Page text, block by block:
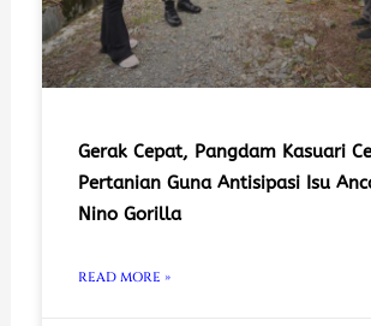
Gerak Cepat, Pangdam Kasuari
Pertanian Guna Antisipasi Isu
Nino Gorilla
READ MORE »